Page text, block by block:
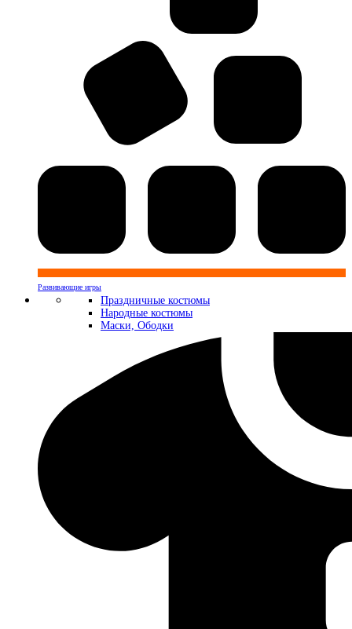
Развивающие игры
Праздничные костюмы
Народные костюмы
Маски, Ободки